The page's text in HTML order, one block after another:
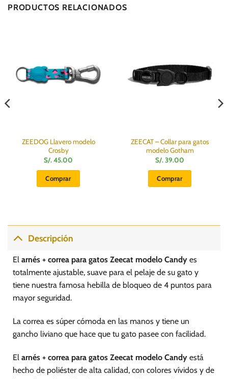
PRODUCTOS RELACIONADOS
ZEEDOG Llavero modelo
Crosby
S/.45.00
Comprar
ZEECAT – Collar para gatos
modelo Gotham
S/.39.00
Comprar
Descripción
El arnés + correa para gatos Zeecat modelo Candy es
totalmente ajustable, suave para el pelaje de su gato y
tiene nuestra famosa hebilla de bloqueo de 4 puntos para
mayor seguridad.
La correa es súper cómoda en las manos y tiene un
gancho liviano que hace que tu gato pasee con facilidad.
El arnés + correa para gatos Zeecat modelo Candy está
hecho de poliéster de alta calidad, con colores vívidos y de